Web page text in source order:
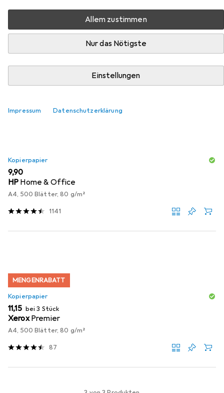
Allem zustimmen
Nur das Nötigste
Einstellungen
Impressum Datenschutzerklärung
EUR
13,71
Kopierpapier
EUR
9,90
HP Home & Office
A4, 500 Blätter, 80 g/m²
1141
MENGENRABATT
Kopierpapier
EUR
11,15 bei 3 Stück
Xerox Premier
A4, 500 Blätter, 80 g/m²
87